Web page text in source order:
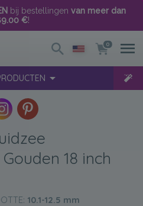
bij bestellingen van meer dan
€!
0
18 inch
10.1-12.5 mm